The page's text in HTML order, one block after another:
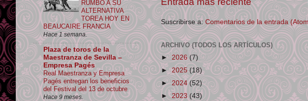
Suscribirse a: Comentarios de la entrada
ARCHIVO (TODOS LOS ARTÍCULOS)
► 2026(7)
►2025(18)
►2024(52)
►2023 (43)
RUMBO A SU
ALTERNATIVA
TOREA HOY EN
BEAUCAIRE FRANCIA
Hace 1 semana.
Plaza de toros de la
Maestranza de Sevilla –
Empresa Pagés
Real Maestranza y Empresa
Pagés entregan los beneficios
del Festival del 13 de octubre
Hace 9 meses.